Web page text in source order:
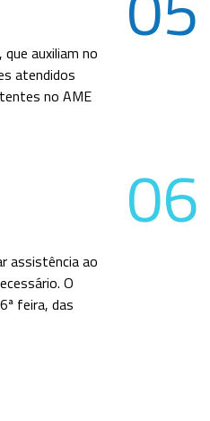
auxiliam no
atendidos
no AME
assistência ao
O
feira, das
06